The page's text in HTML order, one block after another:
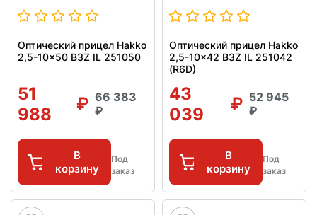
Оптический прицел Hakko
2,5-10x50 B3Z IL 251050
51
988
66 383
В
корзину
Под
заказ
Оптический прицел Hakko
2,5-10x42 B3Z IL 251042
(R6D)
43
039
52 945
В
корзину
Под
заказ